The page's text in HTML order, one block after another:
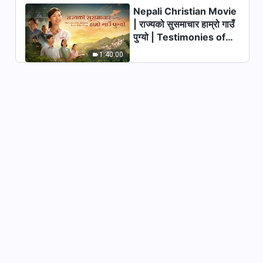
7:59
परमेश्‍वरका दैनिक वचनहरू: परमेश्‍वरको
स्वभाव र उहाँसँग जे छ र उहाँ जे हुनुहुन्छ |
अंश २४६
1:40:00
Nepali Christian Movie
| राज्यको सुसमाचार हाम्रो गाउँ
पुग्यो | Testimonies of
the Lord's Return